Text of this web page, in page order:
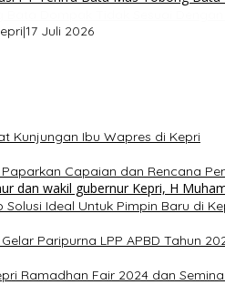
|17 Juli 2026
Kunjungan Ibu Wapres di Kepri
Capaian dan Rencana
Ideal Untuk Pimpin Baru di
Paripurna LPP APBD Tahun
Ramadhan Fair 2024 dan